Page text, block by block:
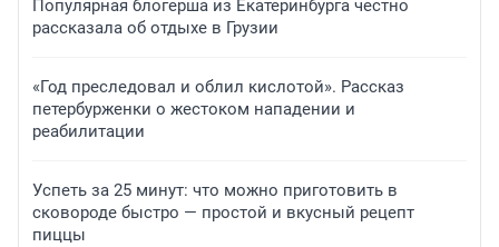
Популярная блогерша из Екатеринбурга честно
рассказала об отдыхе в Грузии
«Год преследовал и облил кислотой». Рассказ
петербурженки о жестоком нападении и
реабилитации
Успеть за 25 минут: что можно приготовить в
сковороде быстро — простой и вкусный рецепт
пиццы